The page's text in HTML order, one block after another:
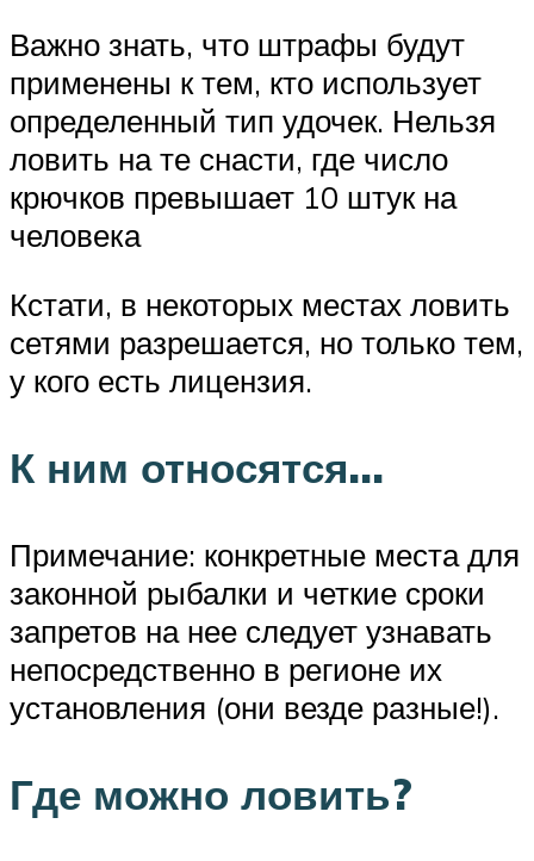
Важно знать, что штрафы будут
применены к тем, кто использует
определенный тип удочек. Нельзя
ловить на те снасти, где число
крючков превышает 10 штук на
человека
Кстати, в некоторых местах ловить
сетями разрешается, но только тем,
у кого есть лицензия.
К ним относятся…
Примечание: конкретные места для
законной рыбалки и четкие сроки
запретов на нее следует узнавать
непосредственно в регионе их
установления (они везде разные!).
Где можно ловить?